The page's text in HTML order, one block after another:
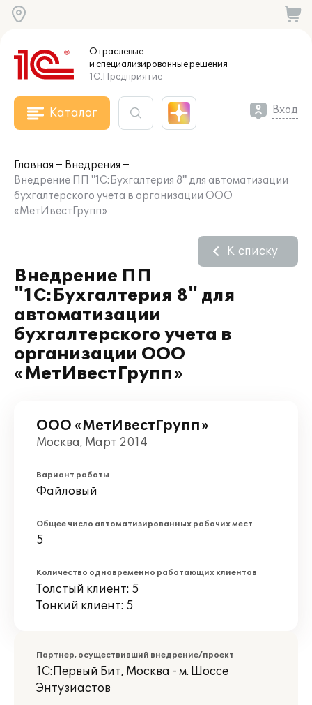
Отраслевые
и специализированныерешения
1С:Предприятие
Каталог Вход
Главная
Внедрения
Внедрение ПП "1С:Бухгалтерия 8" для автоматизации
бухгалтерского учета в организации ООО
«МетИвестГрупп»
Внедрение ПП
"1С:Бухгалтерия 8" для
автоматизации
бухгалтерского учета в
организации ООО
«МетИвестГрупп»
К списку
ООО «МетИвестГрупп»
Москва, Март 2014
Вариант работы
Файловый
Общее число автоматизированных рабочих мест
5
Количество одновременно работающих клиентов
Толстый клиент: 5
Тонкий клиент: 5
Партнер, осуществивший внедрение/проект
1С:Первый Бит, Москва - м. Шоссе
Энтузиастов